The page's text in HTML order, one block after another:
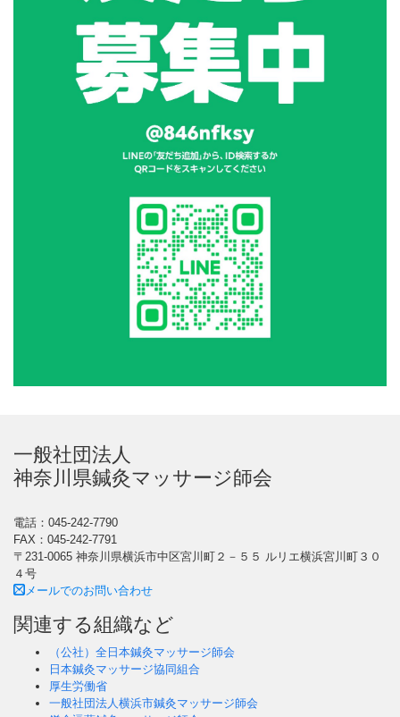
一般社団法人
神奈川県鍼灸マッサージ師会
電話：045-242-7790
FAX：045-242-7791
〒231-0065 神奈川県横浜市中区宮川町２－５５ ルリエ横浜宮川町３０
４号
メールでのお問い合わせ
関連する組織など
（公社）全日本鍼灸マッサージ師会
日本鍼灸マッサージ協同組合
厚生労働省
一般社団法人横浜市鍼灸マッサージ師会